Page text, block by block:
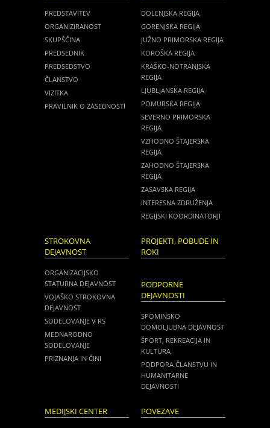
PREDSTAVITEV
ORGANIZIRANOST
SKUPŠČINA
PREDSEDNIK
PREDSEDSTVO
ČLANSTVO
VIZITKA
PRAVILNIK O ZASEBNOSTI
DOLENJSKA REGIJA
GORENJSKA REGIJA
JUŽNO PRIMORSKA REGIJA
KOROŠKA REGIJA
KRAŠKO-NOTRANJSKA
REGIJA
LJUBLJANSKA REGIJA
POMURSKA REGIJA
SEVERNO PRIMORSKA
REGIJA
VZHODNO ŠTAJERSKA
REGIJA
ZAHODNO ŠTAJERSKA
REGIJA
ZASAVSKA REGIJA
INTERESNA ZDRUŽENJA
REGIJSKI KOORDINATORJI
STROKOVNA
DEJAVNOST
ORGANIZACIJSKO
STATURNA DEJAVNOST
VOJAŠKO STROKOVNA
DEJAVNOST
SODELOVANJE V RS
MEDNARODNO
SODELOVANJE
PRIZNANJA IN ČINI
PROJEKTI, POBUDE IN
ROKI
PODPORNE
DEJAVNOSTI
SPOMINSKO
DOMOLJUBNA DEJAVNOST
ŠPORT, REKREACIJA IN
KULTURA
PODPORA ČLANSTVU IN
HUMANITARNE
DEJAVNOSTI
MEDIJSKI CENTER POVEZAVE